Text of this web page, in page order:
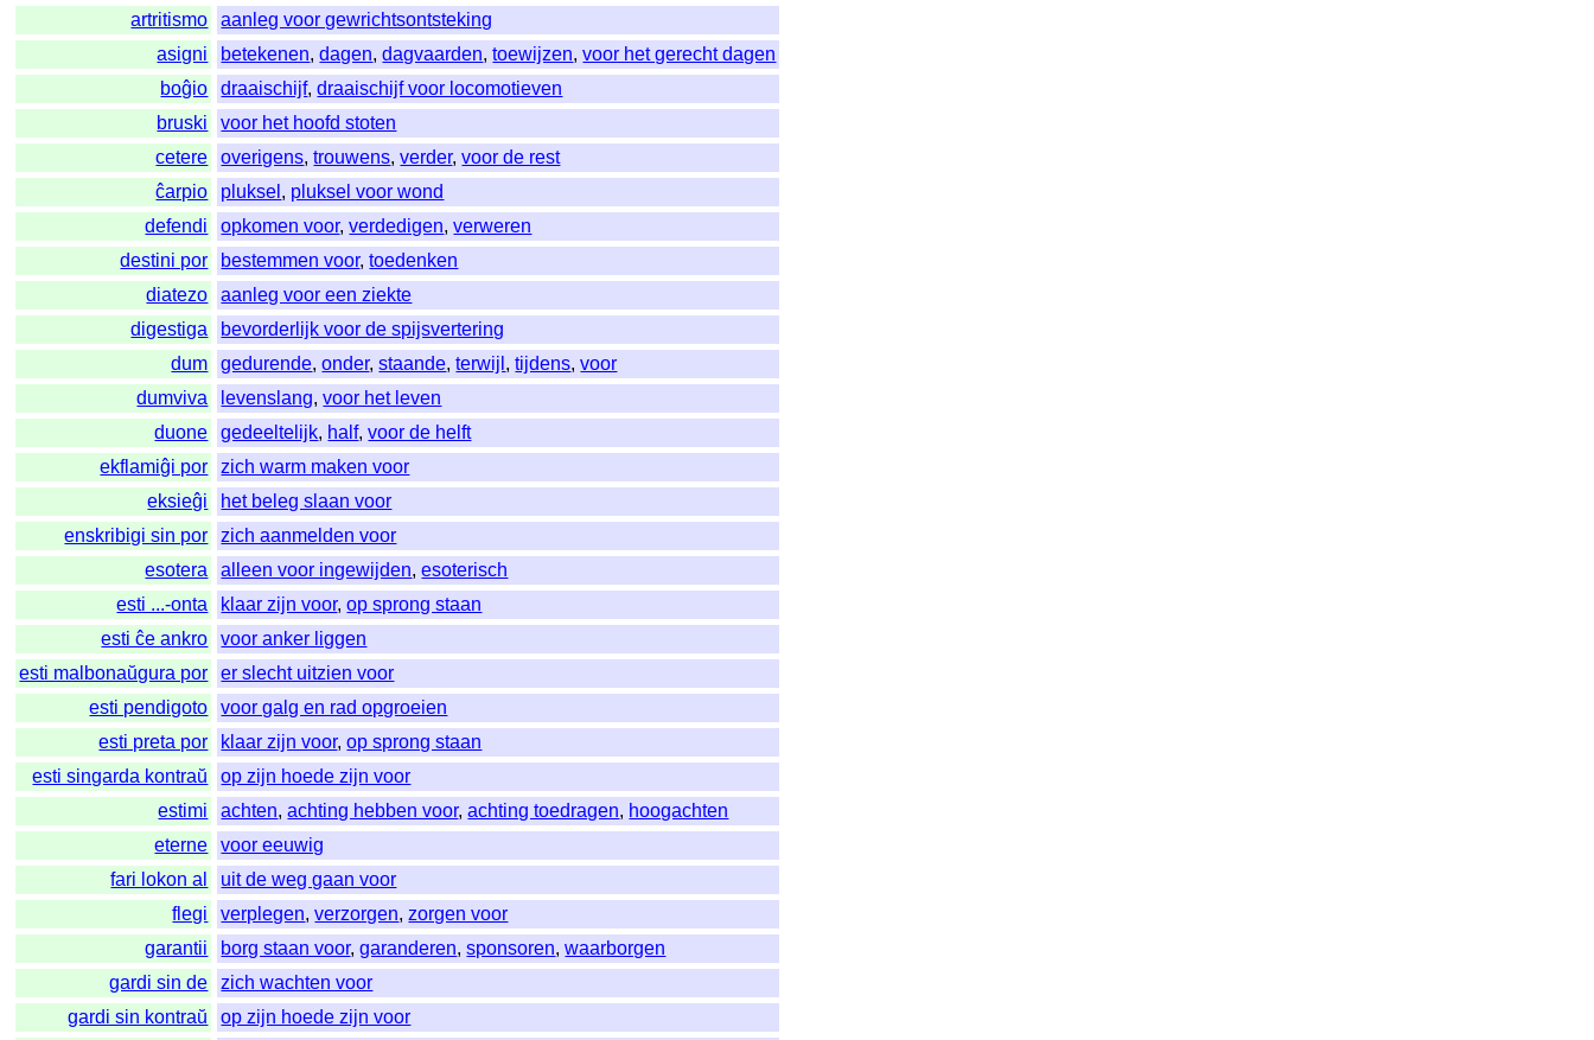
artritismo
aanleg voor gewrichtsontsteking
asigni
betekenen,dagen,dagvaarden,toewijzen,voor het gerecht dagen
boĝio
draaischijf,draaischijf voor locomotieven
bruski
voor het hoofd stoten
cetere
overigens,trouwens,verder,voor de rest
ĉarpio
pluksel , pluksel voor wond
defendi
opkomen voor,verdedigen,verweren
destini por
bestemmen voor,toedenken
diatezo
aanleg voor een ziekte
digestiga
bevorderlijk voor de spijsvertering
dum
gedurende,onder,staande,terwijl ,tijdens,voor
dumviva
levenslang,voor het leven
duone
gedeeltelijk, half,voor de helft
ekflamiĝi por
zich warm maken voor
eksieĝi
het beleg slaan voor
enskribigi sin por
zich aanmelden voor
esotera
alleen voor ingewijden,esoterisch
esti ...-onta
klaar zijn voor,op sprong staan
esti ĉe ankro
voor anker liggen
esti malbonaŭgura por
er slecht uitzien voor
esti pendigoto
voor galg en rad opgroeien
esti preta por
klaar zijn voor,op sprong staan
esti singarda kontraŭ
op zijn hoede zijn voor
estimi
achten,achting hebben voor,achting toedragen, hoogachten
eterne
voor eeuwig
fari lokon al
uit de weg gaan voor
flegi
verplegen,verzorgen,zorgen voor
garantii
borg staan voor,garanderen,sponsoren,waarborgen
gardi sin de
zich wachten voor
gardi sin kontraŭ
op zijn hoede zijn voor